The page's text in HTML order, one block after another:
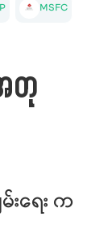
MSFC
တု
းရေး က